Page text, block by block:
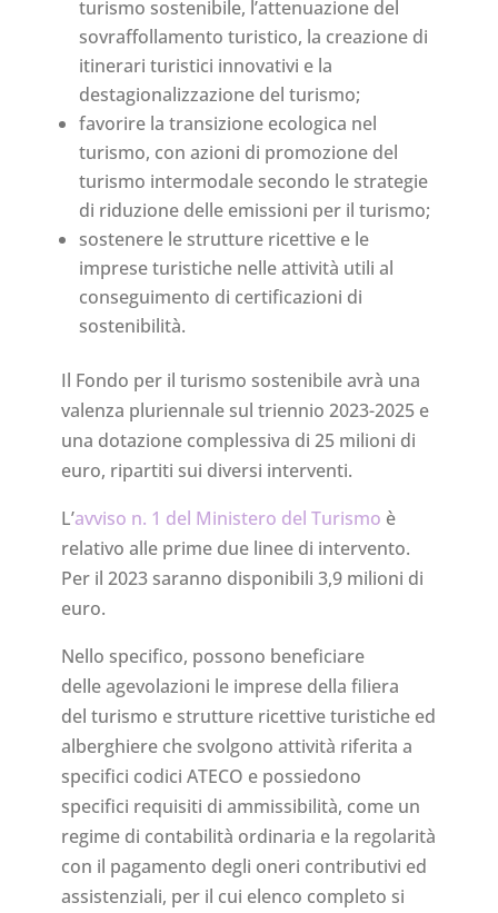
turismo sostenibile, l’attenuazione del
sovraffollamento turistico, la creazione di
itinerari turistici innovativi e la
destagionalizzazione del turismo;
favorire la transizione ecologica nel
turismo, con azioni di promozione del
turismo intermodale secondo le strategie
di riduzione delle emissioni per il turismo;
sostenere le strutture ricettive e le
imprese turistiche nelle attività utili al
conseguimento di certificazioni di
sostenibilità.
Il Fondo per il turismo sostenibile avrà una
valenza pluriennale sul triennio 2023-2025 e
una dotazione complessiva di 25 milioni di
euro, ripartiti sui diversi interventi.
L’avviso n. 1 del Ministero del Turismo è
relativo alle prime due linee di intervento.
Per il 2023 saranno disponibili 3,9 milioni di
euro.
Nello specifico, possono beneficiare
delle agevolazioni le imprese della filiera
del turismo e strutture ricettive turistiche ed
alberghiere che svolgono attività riferita a
specifici codici ATECO e possiedono
specifici requisiti di ammissibilità, come un
regime di contabilità ordinaria e la regolarità
con il pagamento degli oneri contributivi ed
assistenziali, per il cui elenco completo si